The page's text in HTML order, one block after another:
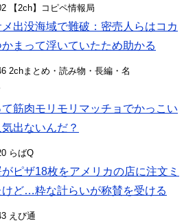
【2ch】コピペ情報局
出没海域で難破：密売人らはコカ
まって浮いていたため助かる
2chまとめ・読み物・長編・名
筋肉モリモリマッチョでかっこい
出ないんだ？
らばQ
ピザ18枚をアメリカの店に注文ミ
けど…粋な計らいが称賛を受ける
えび通